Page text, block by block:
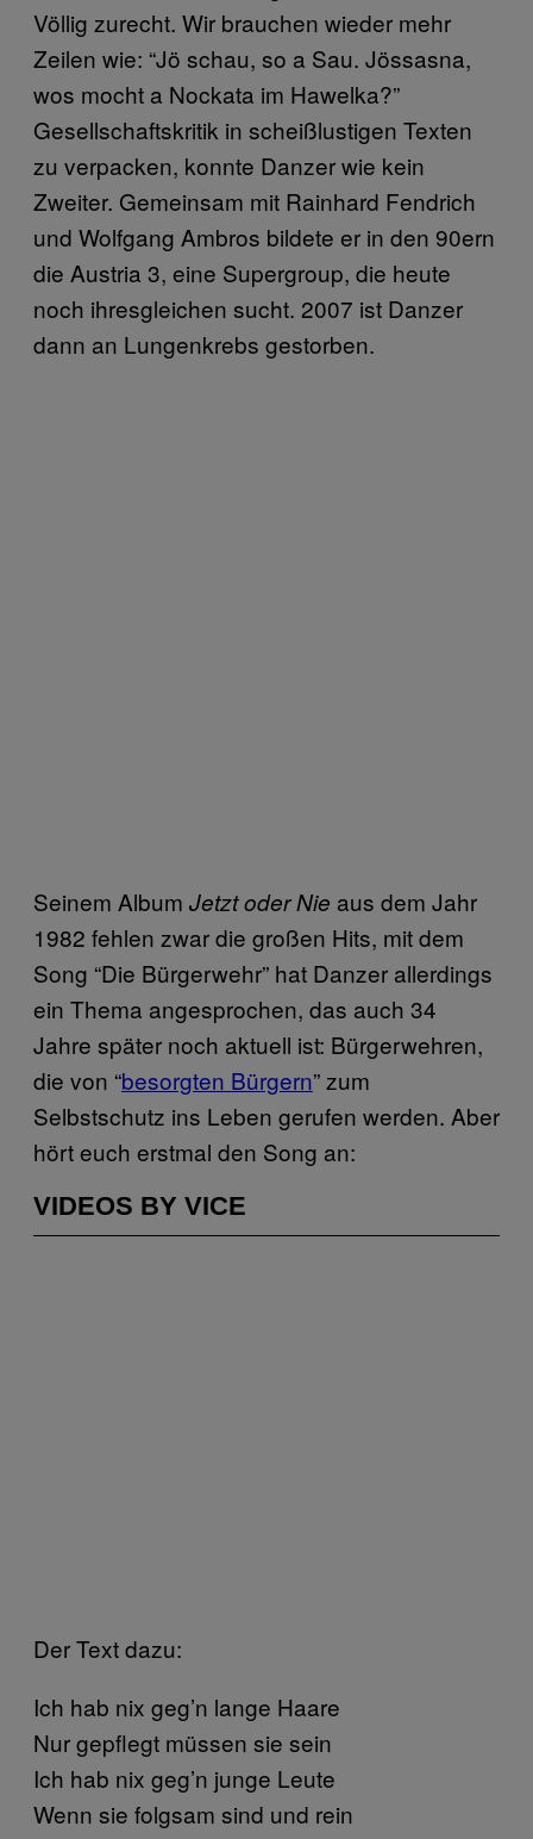
Völlig zurecht. Wir brauchen wieder mehr
Zeilen wie: “Jö schau, so a Sau. Jössasna,
wos mocht a Nockata im Hawelka?”
Gesellschaftskritik in scheißlustigen Texten
zu verpacken, konnte Danzer wie kein
Zweiter. Gemeinsam mit Rainhard Fendrich
und Wolfgang Ambros bildete er in den 90ern
die Austria 3, eine Supergroup, die heute
noch ihresgleichen sucht. 2007 ist Danzer
dann an Lungenkrebs gestorben.
Seinem Album Jetzt oder Nie aus dem Jahr
1982 fehlen zwar die großen Hits, mit dem
Song “Die Bürgerwehr” hat Danzer allerdings
ein Thema angesprochen, das auch 34
Jahre später noch aktuell ist: Bürgerwehren,
die von “besorgten Bürgern” zum
Selbstschutz ins Leben gerufen werden. Aber
hört euch erstmal den Song an:
VIDEOS BY VICE
Der Text dazu:
Ich hab nix geg’n lange Haare
Nur gepflegt müssen sie sein
Ich hab nix geg’n junge Leute
Wenn sie folgsam sind und rein